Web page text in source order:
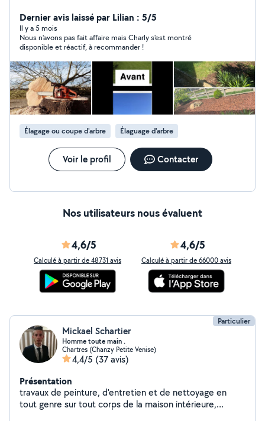
allées, toitures ) Remplacement de tuiles 7j7 Nettoyage
de gouttière Entretien d'espaces verts (tonte, taille de
haies, débroussaillage, nettoyage, élagage, ramassage
de feuille) .lavage de vitres .petit travaux de maçonnerie
.peinture intérieur extérieur Petits travaux et
rénovations extérieures selon vos besoins Travail sérieux
Résultat propre et soigné Déplacements rapides autour
de votre secteur N'hésitez pas à me contacter, je serai
ravi de vous aider !
Dernier avis laissé par Lilian : 5/5
Il y a 5 mois
Nous n'avons pas fait affaire mais Charly s'est montré
disponible et réactif, à recommander !
Élagage ou coupe d'arbre Élaguage d'arbre
Voir le profil Contacter
Nos utilisateurs nous évaluent
4,6/5
Calculé à partir de 48731 avis
4,6/5
Calculé à partir de 66000 avis
Particulier
Mickael Schartier
Homme toute main .
Chartres (Chanzy Petite Venise)
4,4/5 (37 avis)
Présentation
travaux de peinture, d'entretien et de nettoyage en
tout genre sur tout corps de la maison intérieure,